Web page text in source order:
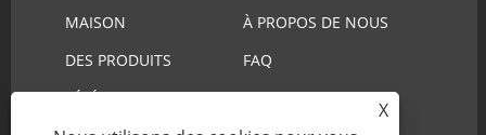
MAISON
À PROPOS DE NOUS
DES PRODUITS
FAQ
TÉLÉCHARGER
ENVOYER UNE
DEMANDE
X